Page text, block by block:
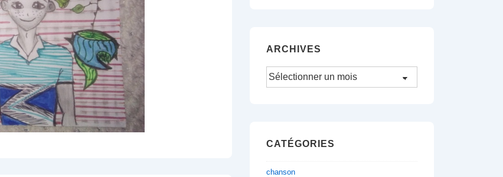
ARCHIVES
Archives
CATÉGORIES
chanson